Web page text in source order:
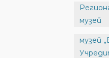
музей
музей